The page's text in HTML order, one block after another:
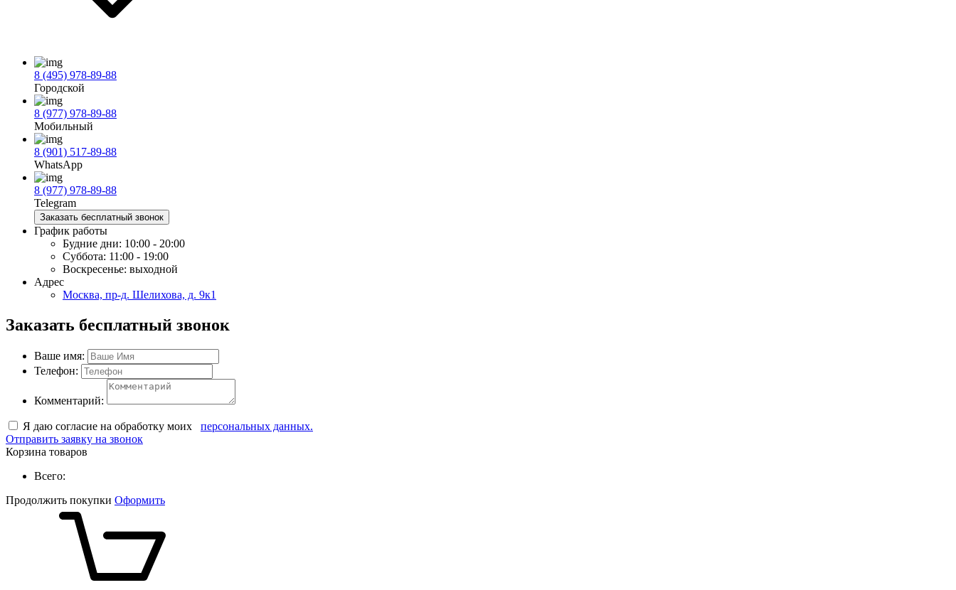
8 (495) 978-89-88
Городской
8 (977) 978-89-88
Мобильный
8 (901) 517-89-88
WhatsApp
8 (977) 978-89-88
Telegram
Заказать бесплатный звонок
График работы
Будние дни: 10:00 - 20:00
Суббота: 11:00 - 19:00
Воскресенье: выходной
Адрес
Москва, пр-д. Шелихова, д. 9к1
Заказать бесплатный звонок
Ваше имя:
Телефон:
Комментарий:
Я даю согласие на обработку моих
персональных данных.
Отправить заявку на звонок
Корзина товаров
Всего:
Продолжить покупки Оформить